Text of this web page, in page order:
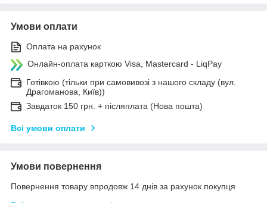
Умови оплати
Оплата на рахунок
Онлайн-оплата карткою Visa, Mastercard - LiqPay
Готівкою (тільки при самовивозі з нашого складу (вул.
Драгоманова, Київ))
Завдаток 150 грн. + післяплата (Нова пошта)
Всі умови оплати
Умови повернення
Повернення товару впродовж 14 днів за рахунок покупця